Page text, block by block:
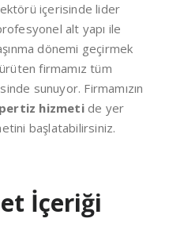
içerisinde lider
alt yapı ile
dönemi geçirmek
firmamız tüm
sunuyor. Firmamızın
hizmeti de yer
başlatabilirsiniz.
İçeriği